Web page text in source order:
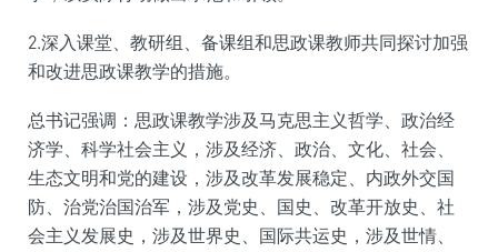
2.深入课堂、教研组、备课组和思政课教师共同探讨加强
和改进思政课教学的措施。
总书记强调：思政课教学涉及马克思主义哲学、政治经
济学、科学社会主义，涉及经济、政治、文化、社会、
生态文明和党的建设，涉及改革发展稳定、内政外交国
防、治党治国治军，涉及党史、国史、改革开放史、社
会主义发展史，涉及世界史、国际共运史，涉及世情、